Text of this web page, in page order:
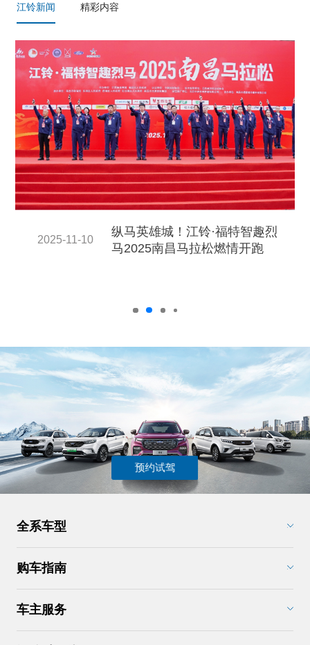
江铃新闻 精彩内容
2025-11-10
纵马英雄城！江铃·福特智趣烈
马2025南昌马拉松燃情开跑
预约试驾
全系车型
SUV
MPV
购车指南
车型对比
车主服务